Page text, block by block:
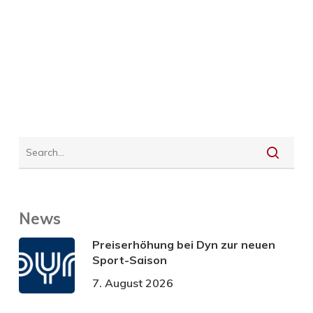
News
Preiserhöhung bei Dyn zur neuen
Sport-Saison
7. August 2026